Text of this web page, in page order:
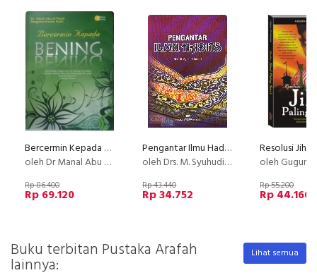
Bercermin Kepada Bening
oleh Dr Manal Abu Al-Hasan
Rp 86.400
Rp 69.120
Pengantar Ilmu Hadits
oleh Drs. M. Syuhudi Ismail
Rp 43.440
Rp 34.752
oleh Gugun El-
Rp 55.200
Rp 44.160
Buku terbitan Pustaka Arafah
lainnya:
Lihat semua